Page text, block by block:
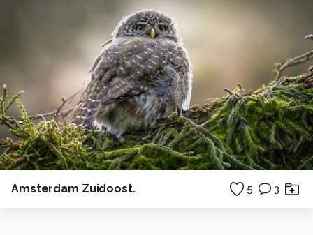
Amsterdam Zuidoost. 5 3